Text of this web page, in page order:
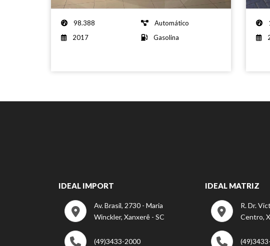
5p
-
2017
98.388
Automático
2017
Gasolina
IDEAL IMPORT
Av. Brasil, 2730 - Maria
Winckler, Xanxerê - SC
(49)3433-2000
IDEAL MATRIZ
R. Dr.
Centro,